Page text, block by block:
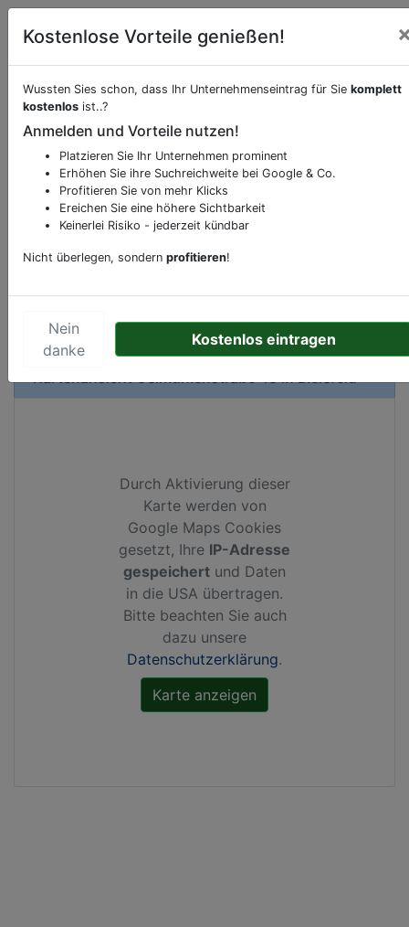
Beschreibung & Services von
Sie möchten eine Beschreibung, Dienstleistung
oder andere relevante Informationen hinzufügen?
Klicken Sie bittehierum uns zu kontaktieren.
Gerne erweitern wir Ihren Firmeneintrag um
Ihr Unternehmen anbietet und womit Sie sich von
KartenansichtOelmühlenstraße 43inBielefeld
Durch Aktivierung dieser
Karte werden von
Google Maps Cookies
gesetzt, Ihre IP-Adresse
gespeichert und Daten
in die USA übertragen.
Bitte beachten Sie auch
dazu unsere
Datenschutzerklärung.
Kostenlose Vorteile genießen!
Wussten Sies schon, dass Ihr Unternehmenseintrag für Sie komplett
kostenlos ist..?
Anmelden und Vorteile nutzen!
Platzieren Sie Ihr Unternehmen prominent
Erhöhen Sie ihre Suchreichweite bei Google & Co.
Profitieren Sie von mehr Klicks
Ereichen Sie eine höhere Sichtbarkeit
Keinerlei Risiko - jederzeit kündbar
Nicht überlegen, sondern profitieren!
Nein
danke
Kostenlos eintragen